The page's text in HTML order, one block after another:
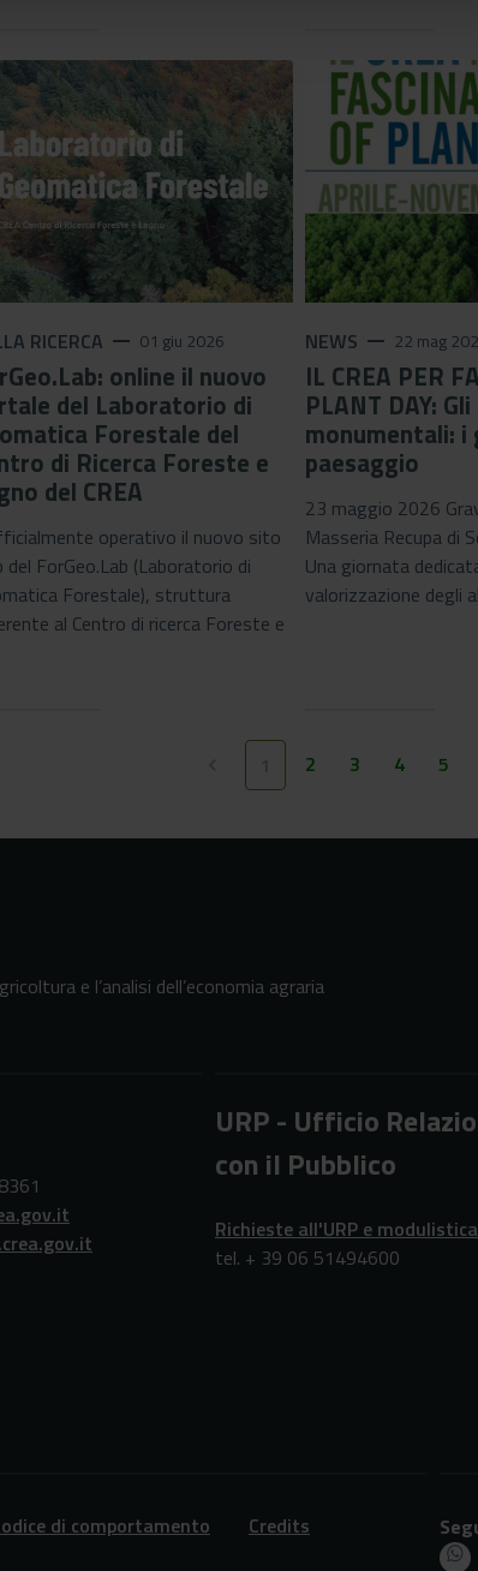
RICERCA remove 01 giu 2026
online il nuovo
del Laboratorio di
Forestale del
di Ricerca Foreste e
del CREA
operativo il nuovo sito
del ForGeo.Lab (Laboratorio di
Forestale), struttura
al Centro di ricerca Foreste e
NEWS remove 22 mag
IL CREA PER
PLANT DAY:
monumentali: i
paesaggio
23 maggio 2026
Masseria Recupa di
Una giornata
valorizzazione degli
keyboard_arrow_left 1 2 3 4 5
e l’analisi dell’economia agraria
URP - Ufficio
con il Pubblico
Richieste all'URP e modulistica
tel. + 39 06 51494600
di comportamento
Credits